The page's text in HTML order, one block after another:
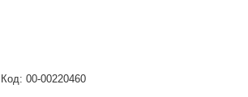
Код: 00-00220460